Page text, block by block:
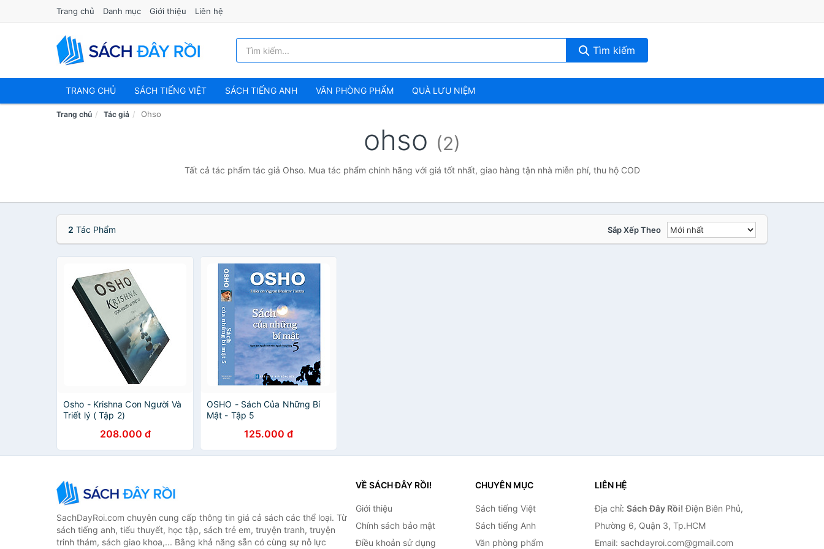
Trang chủ Danh mục Giới thiệu Liên hệ
Tìm kiếm
TRANG CHỦ SÁCH TIẾNG VIỆT SÁCH TIẾNG ANH VĂN PHÒNG PHẨM QUÀ LƯU NIỆM
Trang chủ Tác giả Ohso
ohso (2)
Tất cả tác phẩm tác giả Ohso. Mua tác phẩm chính hãng với giá tốt nhất, giao hàng tận nhà miễn phí, thu hộ COD
2 Tác Phẩm Sắp Xếp Theo
Osho - Krishna Con Người Và
Triết lý ( Tập 2)
208.000 đ
OSHO - Sách Của Những Bí
Mật - Tập 5
125.000 đ
SachDayRoi.com chuyên cung cấp thông tin giá cả sách các thể loại. Từ
sách tiếng anh, tiểu thuyết, học tập, sách trẻ em, truyện tranh, truyện
trinh thám, sách giao khoa,... Bằng khả năng sẵn có cùng sự nỗ lực
VỀ SÁCH ĐÂY RỒI!
Giới thiệu
Chính sách bảo mật
Điều khoản sử dụng
CHUYÊN MỤC
Sách tiếng Việt
Sách tiếng Anh
Văn phòng phẩm
LIÊN HỆ
Địa chỉ: Sách Đây Rồi! Điện Biên Phủ,
Phường 6, Quận 3, Tp.HCM
Email: sachdayroi.com@gmail.com